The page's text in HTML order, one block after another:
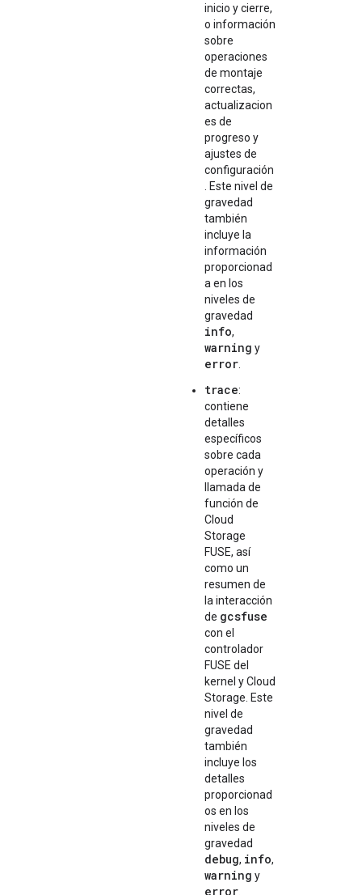
inicio y cierre,
o información
sobre
operaciones
de montaje
correctas,
actualizacion
es de
progreso y
ajustes de
configuración
. Este nivel de
gravedad
también
incluye la
información
proporcionad
a en los
niveles de
gravedad
info,
warning y
error
trace:
contiene
detalles
específicos
sobre cada
operación y
llamada de
función de
Cloud
Storage
FUSE, así
como un
resumen de
la interacción
de gcsfuse
con el
controlador
FUSE del
kernel y Cloud
Storage. Este
nivel de
gravedad
también
incluye los
detalles
proporcionad
os en los
niveles de
gravedad
debug, info,
warning y
error